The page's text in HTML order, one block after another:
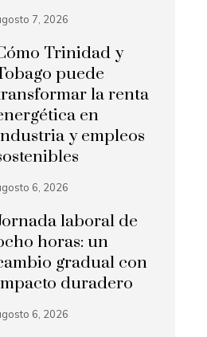
7, 2026
Trinidad y
puede
la renta
en
y empleos
6, 2026
laboral de
horas: un
gradual con
duradero
6, 2026